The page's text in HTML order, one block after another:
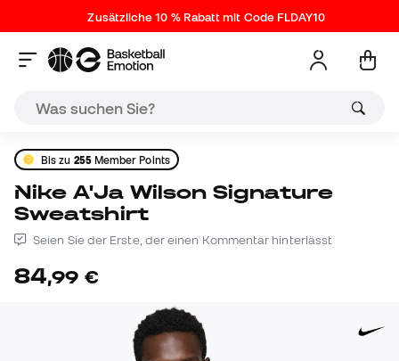
Zusätzliche 10 % Rabatt mit Code FLDAY10
Bis zu 255Member Points
Nike A'Ja Wilson Signature
Sweatshirt
Seien Sie der Erste, der einen Kommentar hinterlässt
84,99 €